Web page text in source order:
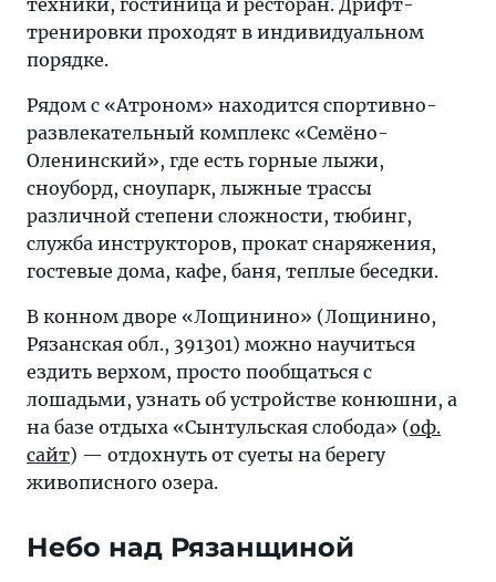
техники, гостиница и ресторан. Дрифт-
тренировки проходят в индивидуальном
порядке.
Рядом с «Атроном» находится спортивно-
развлекательный комплекс «Семёно-
Оленинский», где есть горные лыжи,
сноуборд, сноупарк, лыжные трассы
различной степени сложности, тюбинг,
служба инструкторов, прокат снаряжения,
гостевые дома, кафе, баня, теплые беседки.
В конном дворе «Лощинино» (Лощинино,
Рязанская обл., 391301) можно научиться
ездить верхом, просто пообщаться с
лошадьми, узнать об устройстве конюшни, а
на базе отдыха «Сынтульская слобода» (оф.
сайт) — отдохнуть от суеты на берегу
живописного озера.
Небо над Рязанщиной